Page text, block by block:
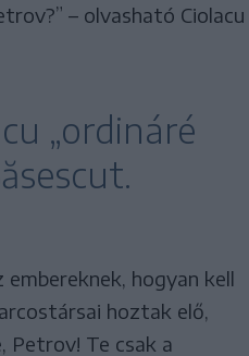
– olvasható Ciolacu
„ordináré
hogyan kell
hoztak elő,
Petrov! Te csak a